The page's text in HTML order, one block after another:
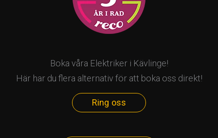
Boka våra Elektriker i Kävlinge!
Här har du flera alternativ för att boka oss direkt!
Ring oss